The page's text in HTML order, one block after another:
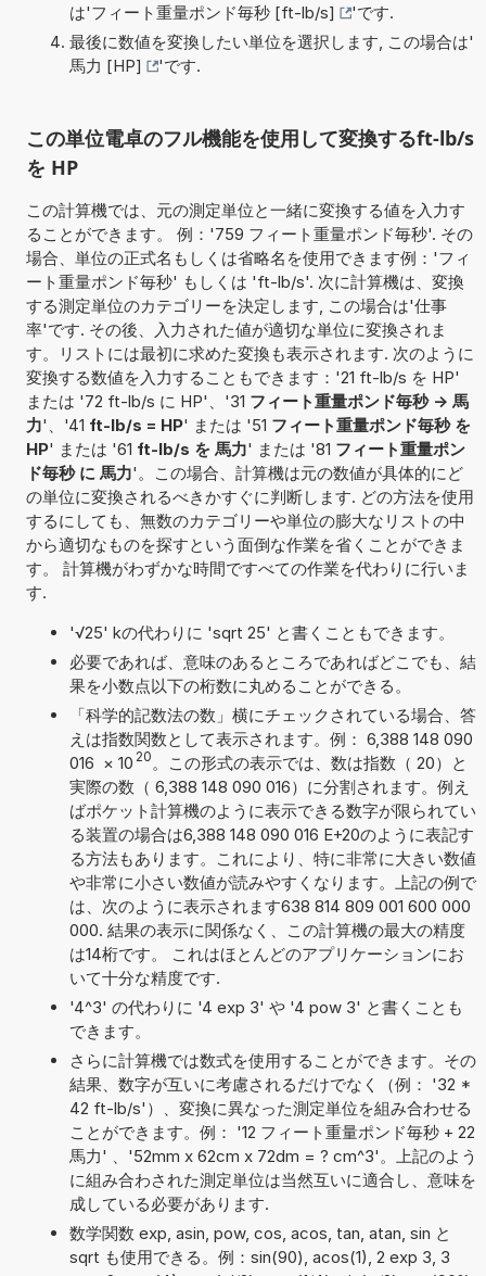
は'フィート重量ポンド毎秒 [ft-lb/s]
'です.
最後に数値を変換したい単位を選択します, この場合は'
馬力 [HP]
'です.
この単位電卓のフル機能を使用して変換するft-lb/s
を HP
この計算機では、元の測定単位と一緒に変換する値を入力す
ることができます。 例：'759 フィート重量ポンド毎秒'. その
場合、単位の正式名もしくは省略名を使用できます例：'フィ
ート重量ポンド毎秒' もしくは 'ft-lb/s'. 次に計算機は、変換
する測定単位のカテゴリーを決定します, この場合は'仕事
率'です. その後、入力された値が適切な単位に変換されま
す。リストには最初に求めた変換も表示されます. 次のように
変換する数値を入力することもできます：'21 ft-lb/s を HP'
または '72 ft-lb/s に HP'、'31 フィート重量ポンド毎秒 -> 馬
力'、'41 ft-lb/s = HP' または '51 フィート重量ポンド毎秒 を
HP' または '61 ft-lb/s を 馬力' または '81 フィート重量ポン
ド毎秒 に 馬力'。この場合、計算機は元の数値が具体的にど
の単位に変換されるべきかすぐに判断します. どの方法を使用
するにしても、無数のカテゴリーや単位の膨大なリストの中
から適切なものを探すという面倒な作業を省くことができま
す。 計算機がわずかな時間ですべての作業を代わりに行いま
す.
'√25' kの代わりに 'sqrt 25' と書くこともできます。
必要であれば、意味のあるところであればどこでも、結
果を小数点以下の桁数に丸めることができる。
「科学的記数法の数」横にチェックされている場合、答
えは指数関数として表示されます。例： 6,388 148 090
016 × 10 20 。この形式の表示では、数は指数（ 20）と
実際の数（ 6,388 148 090 016）に分割されます。例え
ばポケット計算機のように表示できる数字が限られてい
る装置の場合は6,388 148 090 016 E+20のように表記す
る方法もあります。これにより、特に非常に大きい数値
や非常に小さい数値が読みやすくなります。上記の例で
は、次のように表示されます638 814 809 001 600 000
000. 結果の表示に関係なく、この計算機の最大の精度
は14桁です。 これはほとんどのアプリケーションにお
いて十分な精度です.
'4^3' の代わりに '4 exp 3' や '4 pow 3' と書くことも
できます。
さらに計算機では数式を使用することができます。その
結果、数字が互いに考慮されるだけでなく（例： '32 *
42 ft-lb/s'）、変換に異なった測定単位を組み合わせる
ことができます。例： '12 フィート重量ポンド毎秒 + 22
馬力' 、'52mm x 62cm x 72dm = ? cm^3'。上記のよう
に組み合わされた測定単位は当然互いに適合し、意味を
成している必要があります.
数学関数 exp, asin, pow, cos, acos, tan, atan, sin と
sqrt も使用できる。例：sin(90), acos(1), 2 exp 3, 3